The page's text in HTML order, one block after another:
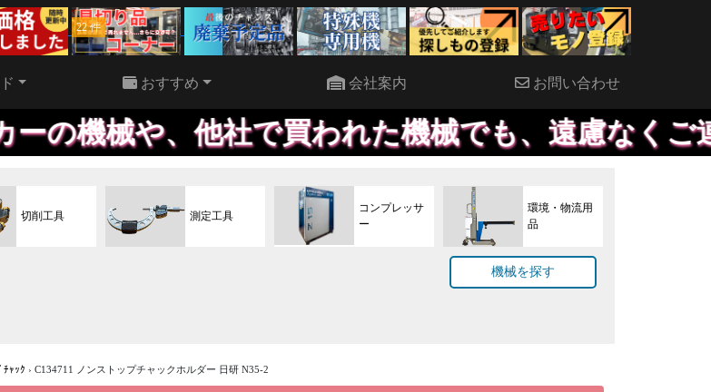
22 件
おすすめ 会社案内 お問い合わせ
社で買われた機械でも、遠慮なくご連絡くださ
切削工具 測定工具
コンプレッサ
ー
環境・物流用
品
機械を探す
ﾁｬｯｸ › C134711 ノンストップチャックホルダー 日研 N35-2